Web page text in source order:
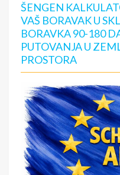
ŠENGEN
VAŠ BORAVAK U
BORAVKA 90-180
PUTOVANJA U
PROSTORA